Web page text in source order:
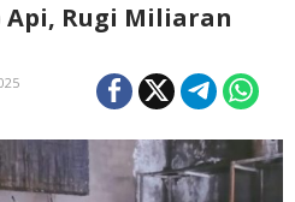
Api, Rugi Miliaran